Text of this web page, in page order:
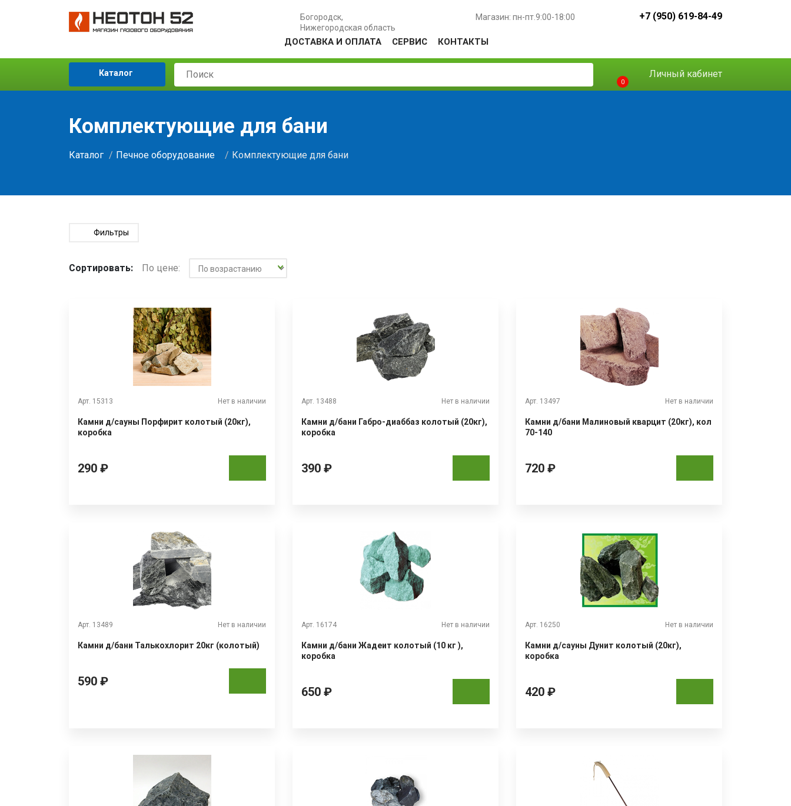
Богородск,
Нижегородская область
Магазин: пн-пт.9:00-18:00 +7 (950) 619-84-49
ДОСТАВКА И ОПЛАТА СЕРВИС КОНТАКТЫ
Каталог
0
Личный кабинет
Комплектующие для бани
Каталог Печное оборудование Комплектующие для бани
Фильтры
Сортировать: По цене:
Арт. 15313 Нет в наличии
Камни д/сауны Порфирит колотый (20кг),
коробка
290 ₽
Арт. 13488 Нет в наличии
Камни д/бани Габро-диаббаз колотый (20кг),
коробка
390 ₽
Арт. 13497 Нет в наличии
Камни д/бани Малиновый кварцит (20кг), кол
70-140
720 ₽
Арт. 13489 Нет в наличии
Камни д/бани Талькохлорит 20кг (колотый)
590 ₽
Арт. 16174 Нет в наличии
Камни д/бани Жадеит колотый (10 кг ),
коробка
650 ₽
Арт. 16250 Нет в наличии
Камни д/сауны Дунит колотый (20кг),
коробка
420 ₽